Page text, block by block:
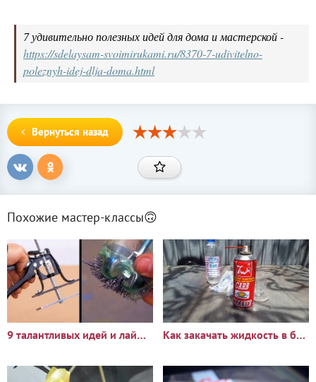
7 удивительно полезных идей для дома и мастерской -
https://sdelaysam-svoimirukami.ru/8370-7-udivitelno-
poleznyh-idej-dlja-doma.html
Вернуться назад
Похожие мастер-классы🙃
9 талантливых идей и лайфхаков для ремонта и мастерской Как закачать жидкость в баллончик без всякой доработки